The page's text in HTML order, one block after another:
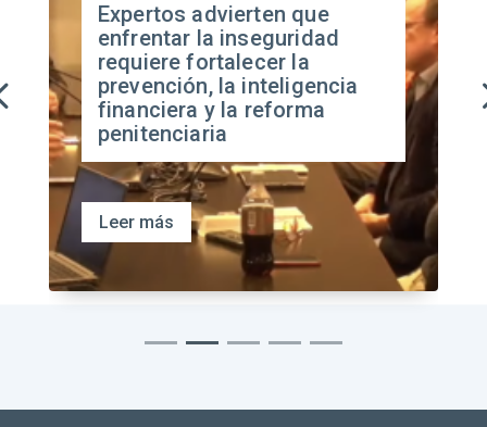
Expertos advierten que
enfrentar la inseguridad
requiere fortalecer la
prevención, la inteligencia
financiera y la reforma
penitenciaria
Leer más